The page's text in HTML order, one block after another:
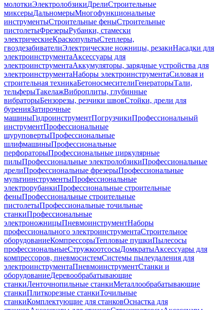
молоткиЭлектролобзикиДрелиСтроительные
миксерыДальномерыМногофункциональные
инструментыСтроительные феныСтроительные
пистолетыФрезерыРубанки, стамески
электрическиеКраскопультыСтеплеры,
гвоздезабивателиЭлектрические ножницы, резакиНасадки для
электроинструментаАксессуары для
электроинструментаАккумуляторы, зарядные устройства для
электроинструментаНаборы электроинструментаСиловая и
строительная техникаБетоносмесителиГенераторыТали,
тельферыТакелажВиброплиты, глубинные
вибраторыБензорезы, резчики швовСтойки, дрели для
буренияЗатирочные
машиныГидроинструментПогрузчикиПрофессиональный
инструментПрофессиональные
шуруповертыПрофессиональные
шлифмашиныПрофессиональные
перфораторыПрофессиональные циркулярные
пилыПрофессиональные электролобзикиПрофессиональные
дрелиПрофессиональные фрезерыПрофессиональные
мультиинструментыПрофессиональные
электрорубанкиПрофессиональные строительные
феныПрофессиональные строительные
пистолетыПрофессиональные точильные
станкиПрофессиональные
электроножницыПневмоинструментНаборы
профессионального электроинструментаСтроительное
оборудованиеКомпрессорыТепловые пушкиПылесосы
профессиональныеСтружкоотсосыДомкратыАксессуары для
компрессоров, пневмосистемСистемы пылеудаления для
электроинструментаПневмоинструментСтанки и
оборудованиеДеревообрабатывающие
станкиЛенточнопильные станкиМеталлообрабатывающие
станкиПлиткорезные станкиТочильные
станкиКомплектующие для станковОснастка для